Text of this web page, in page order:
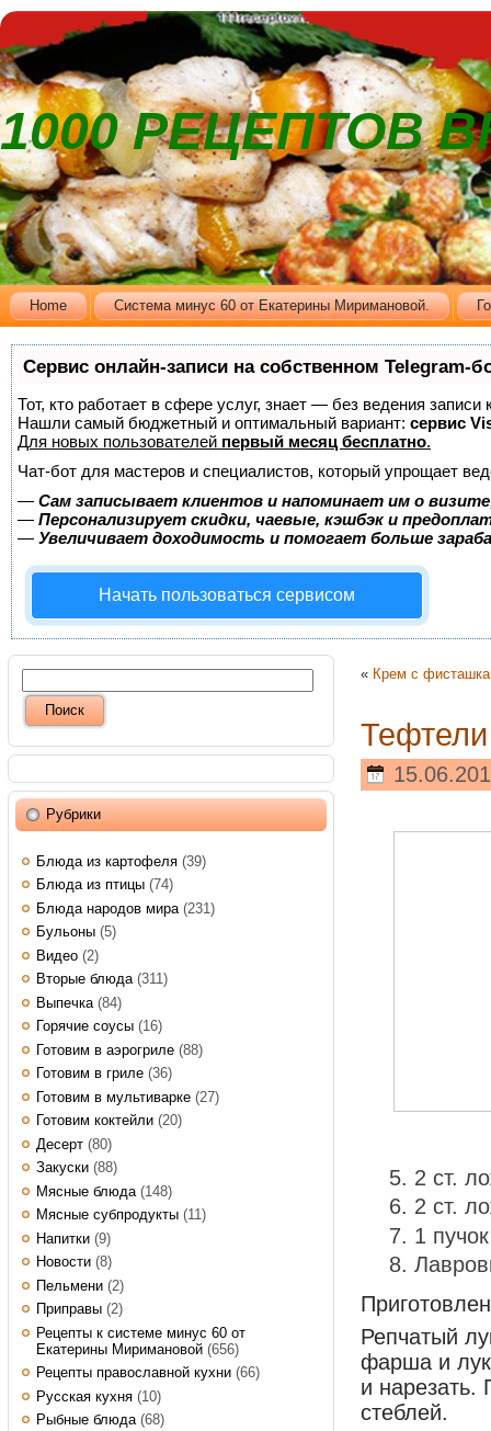
1000 РЕЦЕПТОВ
Home Cистема минус 60 от Екатерины Миримановой.
Сервис онлайн-записи на собственном Telegram-
Тот, кто работает в сфере услуг, знает — без ведения
Нашли самый бюджетный и оптимальный вариант: сервис
Для новых пользователей первый месяц бесплатно.
Чат-бот для мастеров и специалистов, который упрощает
— Сам записывает клиентов и напоминает им о
— Персонализирует скидки, чаевые, кэшбэк и
— Увеличивает доходимость и помогает больше
Начать пользоваться сервисом
Рубрики
Блюда из картофеля (39)
Блюда из птицы (74)
Блюда народов мира (231)
Бульоны (5)
Видео (2)
Вторые блюда(311)
Выпечка (84)
Горячие соусы (16)
Готовим в аэрогриле (88)
Готовим в гриле (36)
Готовим в мультиварке (27)
Готовим коктейли (20)
Десерт (80)
Закуски (88)
Мясные блюда (148)
Мясные субпродукты (11)
Напитки (9)
Новости (8)
Пельмени (2)
Приправы (2)
Рецепты к системе минус 60 от
Екатерины Миримановой (656)
Рецепты православной кухни (66)
Русская кухня (10)
Рыбные блюда(68)
« Крем с
Тефтели
2 ст.
2 ст.
1
Репчатый
фарша и
и нарезать.
стеблей.